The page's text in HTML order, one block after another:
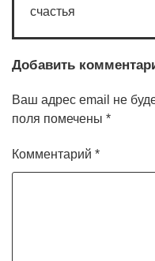
счастья
Добавить
Ваш адрес email не
поля помечены *
Комментарий *